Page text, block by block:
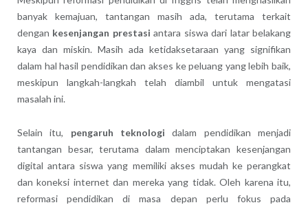
banyak kemajuan, tantangan masih ada, terutama terkait
dengan kesenjangan prestasi antara siswa dari latar belakang
kaya dan miskin. Masih ada ketidaksetaraan yang signifikan
dalam hal hasil pendidikan dan akses ke peluang yang lebih baik,
meskipun langkah-langkah telah diambil untuk mengatasi
masalah ini.
Selain itu, pengaruh teknologi dalam pendidikan menjadi
tantangan besar, terutama dalam menciptakan kesenjangan
digital antara siswa yang memiliki akses mudah ke perangkat
dan koneksi internet dan mereka yang tidak. Oleh karena itu,
reformasi pendidikan di masa depan perlu fokus pada